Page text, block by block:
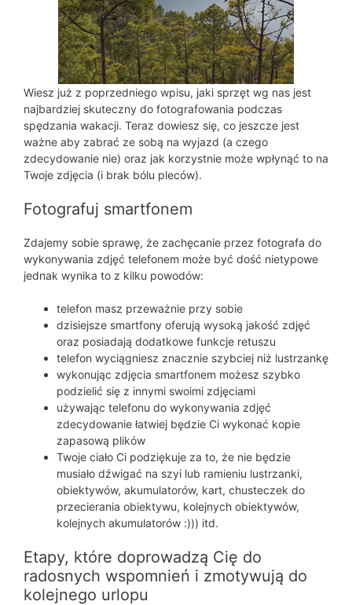
Wiesz już z poprzedniego wpisu, jaki sprzęt wg nas jest
najbardziej skuteczny do fotografowania podczas
spędzania wakacji. Teraz dowiesz się, co jeszcze jest
ważne aby zabrać ze sobą na wyjazd (a czego
zdecydowanie nie) oraz jak korzystnie może wpłynąć to na
Twoje zdjęcia (i brak bólu pleców).
Fotografuj smartfonem
Zdajemy sobie sprawę, że zachęcanie przez fotografa do
wykonywania zdjęć telefonem może być dość nietypowe
jednak wynika to z kilku powodów:
telefon masz przeważnie przy sobie
dzisiejsze smartfony oferują wysoką jakość zdjęć
oraz posiadają dodatkowe funkcje retuszu
telefon wyciągniesz znacznie szybciej niż lustrzankę
wykonując zdjęcia smartfonem możesz szybko
podzielić się z innymi swoimi zdjęciami
używając telefonu do wykonywania zdjęć
zdecydowanie łatwiej będzie Ci wykonać kopie
zapasową plików
Twoje ciało Ci podziękuje za to, że nie będzie
musiało dźwigać na szyi lub ramieniu lustrzanki,
obiektywów, akumulatorów, kart, chusteczek do
przecierania obiektywu, kolejnych obiektywów,
kolejnych akumulatorów :))) itd.
Etapy, które doprowadzą Cię do
radosnych wspomnień i zmotywują do
kolejnego urlopu